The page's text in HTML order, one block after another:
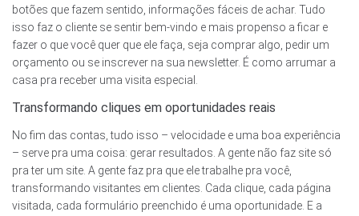
botões que fazem sentido, informações fáceis de achar. Tudo
isso faz o cliente se sentir bem-vindo e mais propenso a ficar e
fazer o que você quer que ele faça, seja comprar algo, pedir um
orçamento ou se inscrever na sua newsletter. É como arrumar a
casa pra receber uma visita especial.
Transformando cliques em oportunidades reais
No fim das contas, tudo isso – velocidade e uma boa experiência
– serve pra uma coisa: gerar resultados. A gente não faz site só
pra ter um site. A gente faz pra que ele trabalhe pra você,
transformando visitantes em clientes. Cada clique, cada página
visitada, cada formulário preenchido é uma oportunidade. E a